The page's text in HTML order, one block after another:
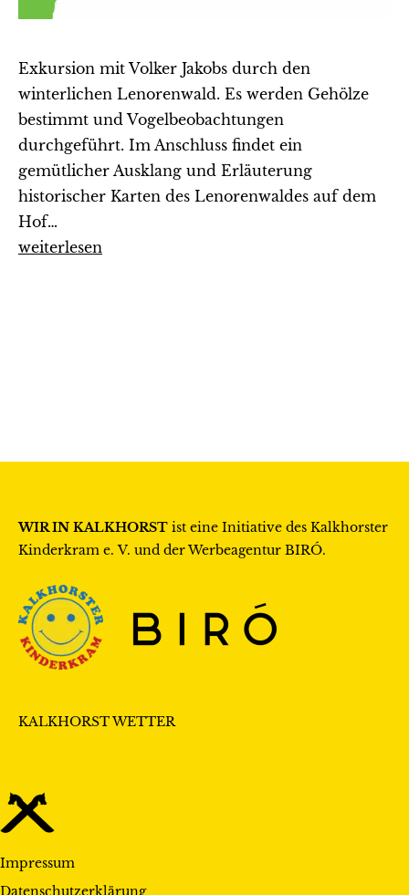
Exkursion mit Volker Jakobs durch den
winterlichen Lenorenwald. Es werden Gehölze
bestimmt und Vogelbeobachtungen
durchgeführt. Im Anschluss findet ein
gemütlicher Ausklang und Erläuterung
historischer Karten des Lenorenwaldes auf dem
Hof…
Der
weiterlesen
WIR IN KALKHORST ist eine Initiative des Kalkhorster
Kinderkram e. V. und der Werbeagentur BIRÓ.
KALKHORST WETTER
Impressum
Datenschutzerklärung